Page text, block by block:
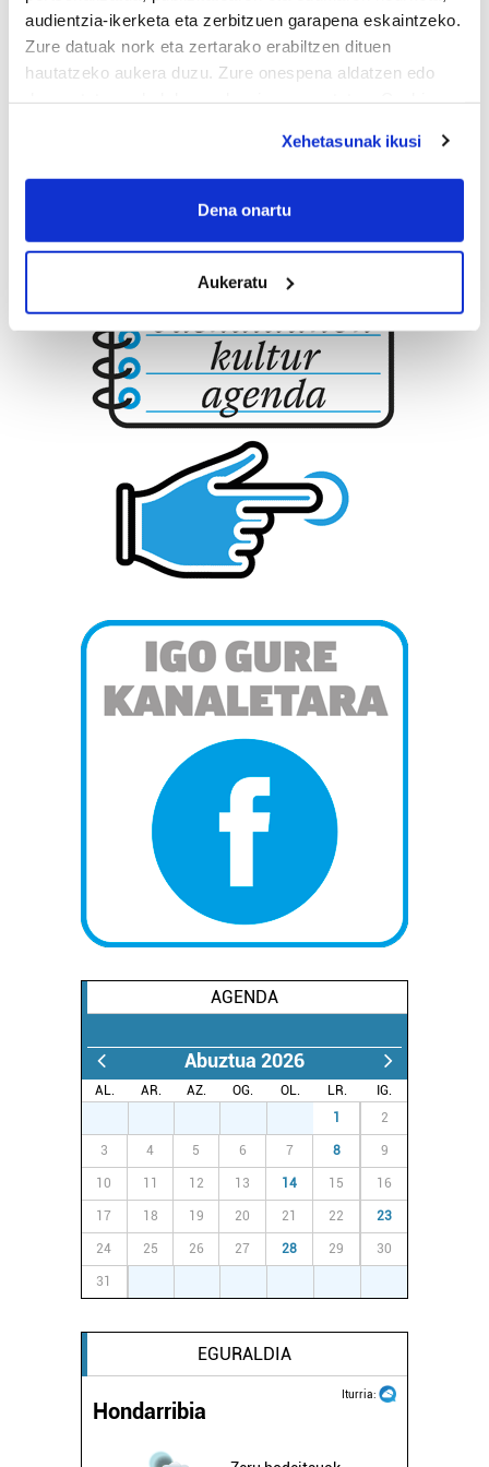
audientzia-ikerketa eta zerbitzuen garapena eskaintzeko.
Zure datuak nork eta zertarako erabiltzen dituen
hautatzeko aukera duzu. Zure onespena aldatzen edo
If you allow, we would also like to:
Collect information about your geographical
meters
Identify your device by actively scanning it for
specific characteristics (fingerprinting)
Find out more about how your personal data is processed
and set your preferences in thedetails section
Guk eta gure bazkideek zure datu pertsonalak
prozesatzen ditugu, zure IP zenbakia, besteak beste,
teknologia erabiliz, cookieak adibidez, iragarki eta eduki
pertsonalizatuak eskaintzeko, iragarkiak eta edukia
neurtzeko, jendeari buruzko informazioa biltzeko eta
produktuak garatzeko. Zure datuak nork eta zertarako
erabiltzen dituen hauta dezakezu.
Bazkide batzuek ez dizute baimenik eskatzen, eta beren
interes komertzial legitimoetan babesten dira. Ikusi gure
bazkideen zerrenda, beren ustez zein helburutarako
duten interes legitimoa eta horren aurka nola egin
Lortu zure datu pertsonalak prozesatzeko moduari
buruzko informazio gehiago eta ezarri zure lehentasunak
datuen atalean. Edozein unetan alda edo ken dezakezu
zure baimena Cookieen adierazpenean.
Webgune honek cookie propioak eta hirugarrenen cookie-
fitxategiak erabiltzen ditu. Zure esperientzia eta
baliatzen gara. Ohar hau onartuz gero, teknologia hori
Xehetasunak ikusi
Dena onartu
Aukeratu
AGENDA
Abuztua 2026
AL. AR. AZ. OG. OL. LR.
IG.
1 2
3 4 5 6 7 8 9
10 11 12 13 14 15 16
17 18 19 20 21 22 23
24 25 26 27 28 29 30
31
EGURALDIA
Iturria:
Hondarribia